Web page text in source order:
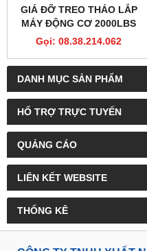
DANH MỤC SẢN PHẨM
HỔ TRỢ TRỰC TUYẾN
QUẢNG CÁO
LIÊN KẾT WEBSITE
THỐNG KÊ
GIÁ ĐỠ TREO THÁO LẮP
MÁY ĐỘNG CƠ 2000LBS
900KG XOAY 360 ĐỘ GẤP
Gọi: 08.38.214.062